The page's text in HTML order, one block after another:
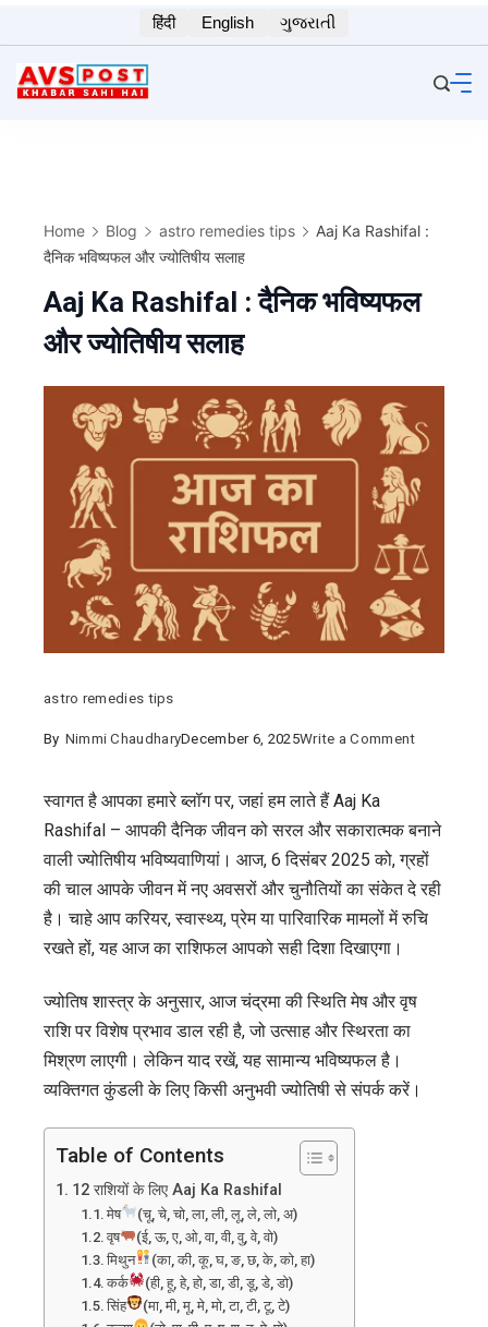
to
content
हिंदी English ગુજરાતી
Home Blog astro remedies tips
Aaj Ka Rashifal :
दैनिक भविष्यफल और ज्योतिषीय सलाह
Aaj Ka Rashifal : दैनिक भविष्यफल
और ज्योतिषीय सलाह
astro remedies tips
By Nimmi ChaudharyDecember 6, 2025Write a Commenton
Rashifal
:
दैनिक
भविष्यफल
सलाह
स्वागत है आपका हमारे ब्लॉग पर, जहां हम लाते हैं Aaj Ka
Rashifal – आपकी दैनिक जीवन को सरल और सकारात्मक बनाने
वाली ज्योतिषीय भविष्यवाणियां। आज, 6 दिसंबर 2025 को, ग्रहों
की चाल आपके जीवन में नए अवसरों और चुनौतियों का संकेत दे रही
है। चाहे आप करियर, स्वास्थ्य, प्रेम या पारिवारिक मामलों में रुचि
रखते हों, यह आज का राशिफल आपको सही दिशा दिखाएगा।
ज्योतिष शास्त्र के अनुसार, आज चंद्रमा की स्थिति मेष और वृष
राशि पर विशेष प्रभाव डाल रही है, जो उत्साह और स्थिरता का
मिश्रण लाएगी। लेकिन याद रखें, यह सामान्य भविष्यफल है।
व्यक्तिगत कुंडली के लिए किसी अनुभवी ज्योतिषी से संपर्क करें।
Table of Contents
12 राशियों के लिए Aaj Ka Rashifal
मेष
(चू, चे, चो, ला, ली, लू, ले, लो, अ)
वृष
(ई, ऊ, ए, ओ, वा, वी, वु, वे, वो)
मिथुन
(का, की, कू, घ, ङ, छ, के, को, हा)
कर्क
(ही, हू, हे, हो, डा, डी, डू, डे, डो)
सिंह
(मा, मी, मू, मे, मो, टा, टी, टू, टे)